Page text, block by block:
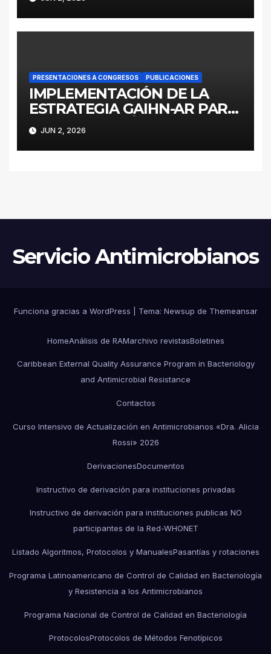
PRODUCTORES DE
SERINOCARBAPENEMASAS
PRESENTACIONES A CONGRESOS PUBLICACIONES
IMPLEMENTACIÓN DE LA
ESTRATEGIA GAIHN-AR PARA
LA CONTENCIÓN DE
ENTEROBACTERALES
PRODUCTORES DE
ARGENTINA
JUN 2, 2026
Servicio Antimicrobianos
Funciona gracias a WordPress Tema: Newsup de Themeansar
HomeAnálisis de RAMarchivo revistasBoletines
Caribbean External Quality Assurance Program in Bacteriology
and Antimicrobial Resistance
Contactos
Curso Intensivo de Actualización en Antimicrobianos «Dra. Alicia
Rossi» 2026
DerivacionesDocumentos
Instructivo de derivación para instituciones privadas
Instructivo de derivación para instituciones publicas NO
participantes de la Red-WHONET
Listado Algoritmos, Protocolos y ManualesPasantías y rotaciones
Programa Latinoamericano de Control de Calidad en Bacteriología
y Resistencia a los Antimicrobianos
Programa Nacional de Control de Calidad en Bacteriología
ProtocolosProtocolos de Métodos Fenotípicos